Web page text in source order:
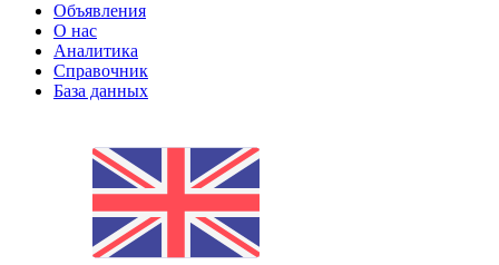
Объявления
О нас
Аналитика
Справочник
База данных